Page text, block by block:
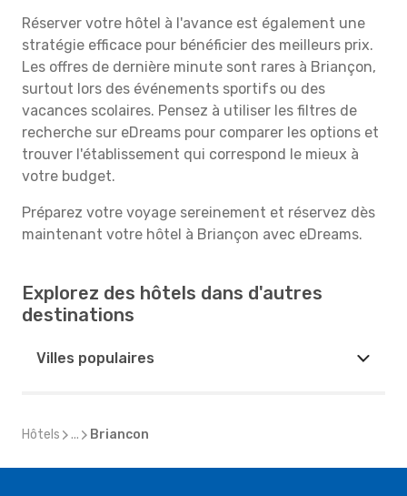
Réserver votre hôtel à l'avance est également une
stratégie efficace pour bénéficier des meilleurs prix.
Les offres de dernière minute sont rares à Briançon,
surtout lors des événements sportifs ou des
vacances scolaires. Pensez à utiliser les filtres de
recherche sur eDreams pour comparer les options et
trouver l'établissement qui correspond le mieux à
votre budget.
Préparez votre voyage sereinement et réservez dès
maintenant votre hôtel à Briançon avec eDreams.
Explorez des hôtels dans d'autres
destinations
Villes populaires
Hôtels ... Briancon